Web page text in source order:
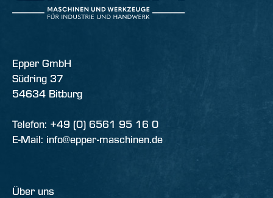
Epper GmbH
Südring 37
54634 Bitburg
Telefon: +49 (0) 6561 95 16 0
E-Mail: info@epper-maschinen.de
Über uns